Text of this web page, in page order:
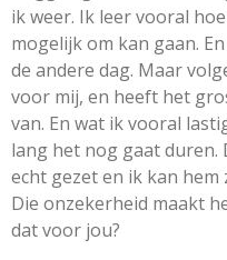
ik weer. Ik leer vooral
mogelijk om kan gaan.
de andere dag. Maar
voor mij, en heeft het
van. En wat ik vooral
lang het nog gaat duren.
echt gezet en ik kan
Die onzekerheid maakt
dat voor jou?